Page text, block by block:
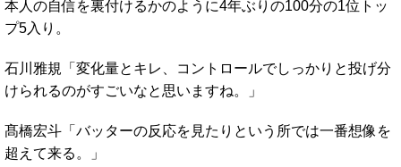
本人の自信を裏付けるかのように4年ぶりの100分の1位トッ
プ5入り。
石川雅規「変化量とキレ、コントロールでしっかりと投げ分
けられるのがすごいなと思いますね。」
髙橋宏斗「バッターの反応を見たりという所では一番想像を
超えて来る。」